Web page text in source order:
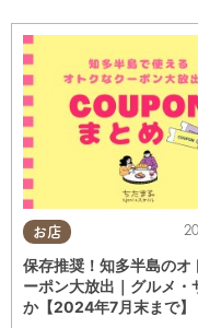
お店
保存推奨！知多半島のオ
ーポン大放出｜グルメ・
か【2024年7月末まで】